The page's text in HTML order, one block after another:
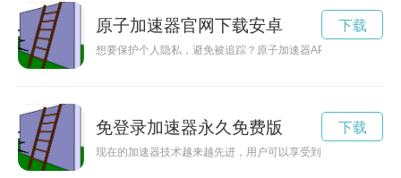
原子加速器官网下载安卓
想要保护个人隐私，避免被追踪？原子加速器APP是您的不二
下载
免登录加速器永久免费版
现在的加速器技术越来越先进，用户可以享受到更快的网络速
下载